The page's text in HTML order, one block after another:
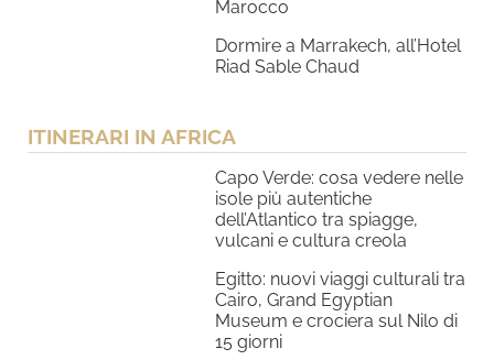
Marocco
Dormire a Marrakech, all’Hotel
Riad Sable Chaud
ITINERARI IN AFRICA
Capo Verde: cosa vedere nelle
isole più autentiche
dell’Atlantico tra spiagge,
vulcani e cultura creola
Egitto: nuovi viaggi culturali tra
Cairo, Grand Egyptian
Museum e crociera sul Nilo di
15 giorni